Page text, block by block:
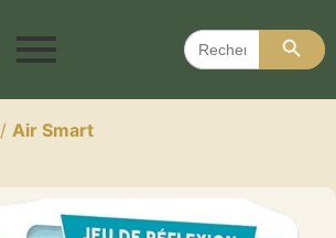
Search
for:
Search
/ Air Smart